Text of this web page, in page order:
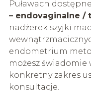
Puławach
– endovaginalne /
nadżerek szyjki
endometrium
możesz świadomie
konkretny zakres
konsultacje.